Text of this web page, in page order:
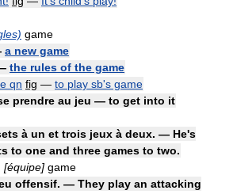
game
a new game
the rules of the game
qn fig — to play sb's game
prendre au jeu — to get into it
à un et trois jeux à deux. — He's
to one and three games to two.
[équipe] game
offensif. — They play an attacking